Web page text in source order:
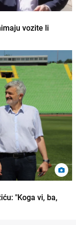
vozite li
"Koga vi, ba,